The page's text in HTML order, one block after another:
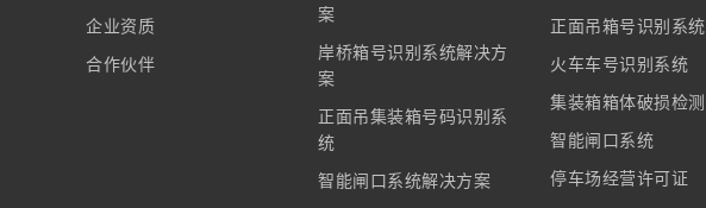
企业资质
合作伙伴
案
岸桥箱号识别系统解决方
案
正面吊集装箱号码识别系
统
智能闸口系统解决方案
正面吊箱号识别系统
火车车号识别系统
集装箱箱体破损检测
智能闸口系统
停车场经营许可证